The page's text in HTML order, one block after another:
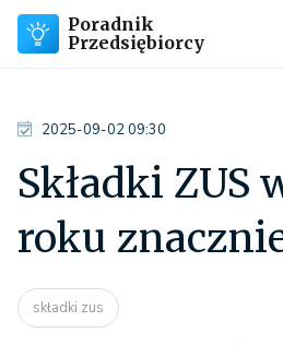
Poradnik
Przedsiębiorcy
2025-09-02 09:30
Składki ZUS
roku
składki zus